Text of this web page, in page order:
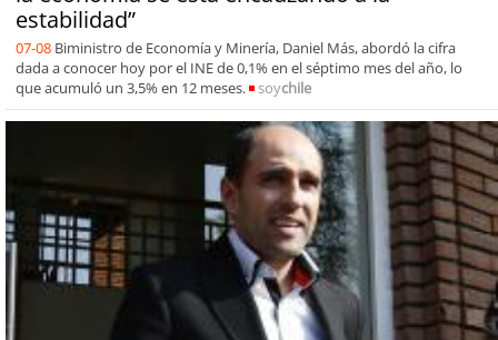
estabilidad”
07-08 Biministro de Economía y Minería, Daniel Más, abordó la cifra
dada a conocer hoy por el INE de 0,1% en el séptimo mes del año, lo
que acumuló un 3,5% en 12 meses.
soychile